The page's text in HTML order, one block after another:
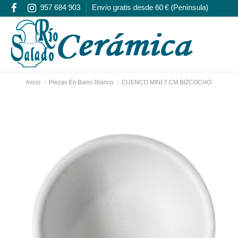
957 684 903 Envío gratis desde 60 € (Península)
Inicio Piezas En Barro Blanco CUENCO MINI 7 CM BIZCOCHO